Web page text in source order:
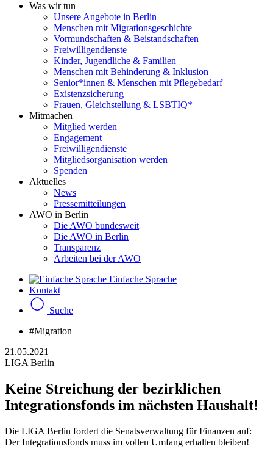
Was wir tun
Unsere Angebote in Berlin
Menschen mit Migrationsgeschichte
Vormundschaften & Beistandschaften
Freiwilligendienste
Kinder, Jugendliche & Familien
Menschen mit Behinderung & Inklusion
Senior*innen & Menschen mit Pflegebedarf
Existenzsicherung
Frauen, Gleichstellung & LSBTIQ*
Mitmachen
Mitglied werden
Engagement
Freiwilligendienste
Mitgliedsorganisation werden
Spenden
Aktuelles
News
Pressemitteilungen
AWO in Berlin
Die AWO bundesweit
Die AWO in Berlin
Transparenz
Arbeiten bei der AWO
Einfache Sprache
Kontakt
Suche
#Migration
21.05.2021
LIGA Berlin
Keine Streichung der bezirklichen
Integrationsfonds im nächsten Haushalt!
Die LIGA Berlin fordert die Senatsverwaltung für Finanzen auf:
Der Integrationsfonds muss im vollen Umfang erhalten bleiben!